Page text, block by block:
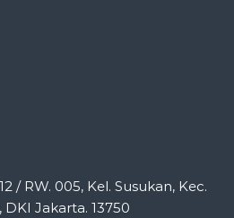
/ RW. 005, Kel. Susukan, Kec.
DKI Jakarta. 13750